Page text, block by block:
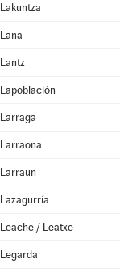
Lakuntza
Lana
Lantz
Lapoblación
Larraga
Larraona
Larraun
Lazagurría
Leache / Leatxe
Legarda